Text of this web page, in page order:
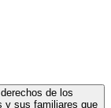
de los
y sus familiares que